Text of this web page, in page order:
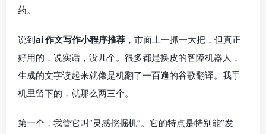
药。
说到ai 作文写作小程序推荐 ，市面上一抓一大把，但真正
好用的，说实话，没几个。很多都是换皮的智障机器人，
生成的文字读起来就像是机翻了一百遍的谷歌翻译。我手
机里留下的，就那么两三个。
第一个，我管它叫“灵感挖掘机”。它的特点是特别能“发